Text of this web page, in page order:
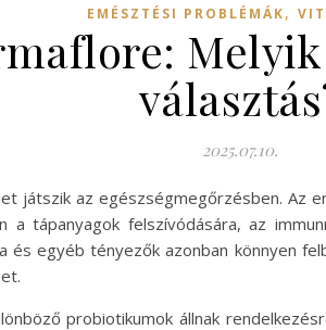
EMÉSZTÉSI PROBLÉMÁK,
2025.07.10.
játszik az egészségmegőrzésben. Az
a tápanyagok felszívódására, az
és egyéb tényezők azonban könnyen
probiotikumok állnak